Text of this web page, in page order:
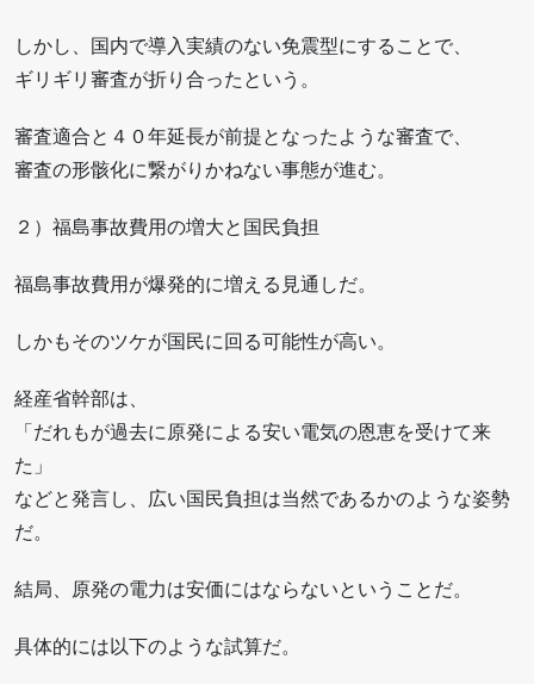
しかし、国内で導入実績のない免震型にすることで、
ギリギリ審査が折り合ったという。
審査適合と４０年延長が前提となったような審査で、
審査の形骸化に繋がりかねない事態が進む。
２）福島事故費用の増大と国民負担
福島事故費用が爆発的に増える見通しだ。
しかもそのツケが国民に回る可能性が高い。
経産省幹部は、
「だれもが過去に原発による安い電気の恩恵を受けて来
た」
などと発言し、広い国民負担は当然であるかのような姿勢
だ。
結局、原発の電力は安価にはならないということだ。
具体的には以下のような試算だ。